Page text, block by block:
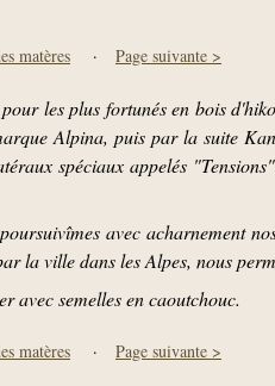
matères · Page suivante >
les plus fortunés en bois
Alpina, puis par la suite
spéciaux appelés
avec acharnement
la ville dans les Alpes, nous
avec semelles en caoutchouc.
matères · Page suivante >